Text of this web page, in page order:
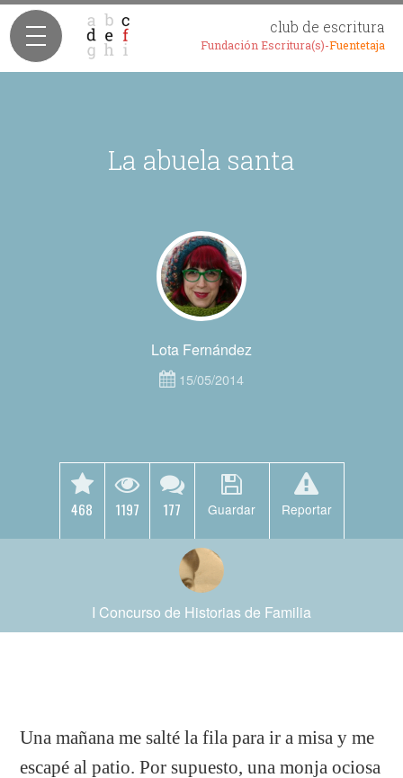
club de escritura
Fundación Escritura(s)-Fuentetaja
La abuela santa
Lota Fernández
15/05/2014
468 1197 177 Guardar Reportar
I Concurso de Historias de Familia
Una mañana me salté la fila para ir a misa y me
escapé al patio. Por supuesto, una monja ociosa